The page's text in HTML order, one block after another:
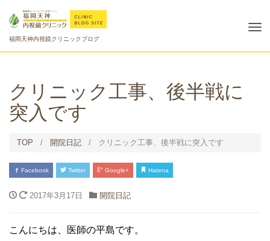
福岡天神内視鏡クリニックブログ
クリニック工事、後半戦に
突入です
TOP 開院日記 クリニック工事、後半戦に突入です
Facebook Twitter Google+ Hatena
2017年3月17日 開院日記
こんにちは、医師の平島です。